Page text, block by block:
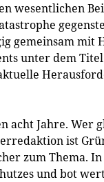
wesentlichen
gemeinsam mit
unter dem
Jahre. Wer
ist
zum Thema.
und bot